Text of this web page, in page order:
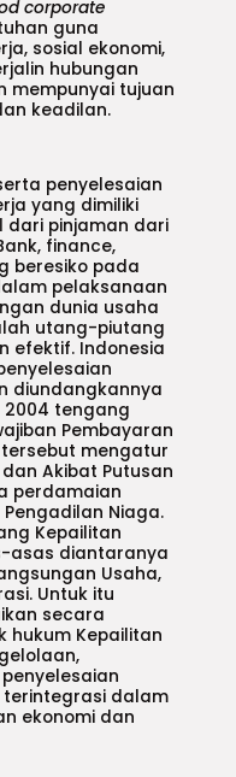
corporate
guna
sosial ekonomi,
hubungan
mempunyai tujuan
keadilan.
penyelesaian
yang dimiliki
dari pinjaman dari
finance,
beresiko pada
pelaksanaan
dunia usaha
utang-piutang
efektif. Indonesia
diundangkannya
2004 tengang
Pembayaran
tersebut mengatur
Akibat Putusan
perdamaian
Niaga.
Kepailitan
asas diantaranya
Usaha,
Untuk itu
secara
hukum Kepailitan
dalam
ekonomi dan